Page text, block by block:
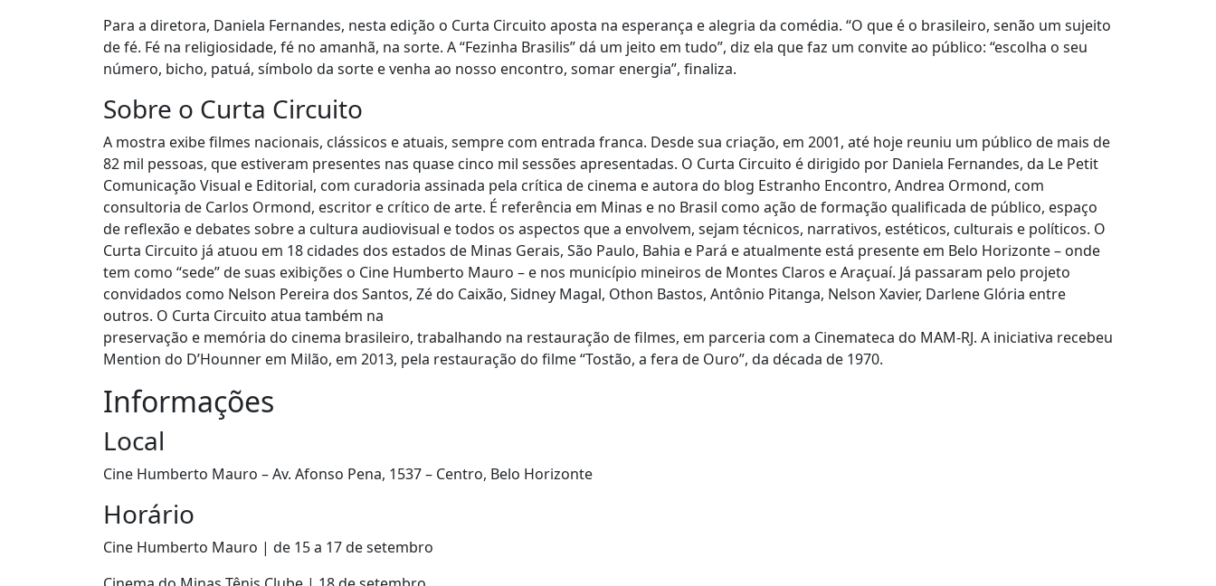
Para a diretora, Daniela Fernandes, nesta edição o Curta Circuito aposta na esperança e alegria da comédia. “O que é o brasileiro, senão um sujeito
de fé. Fé na religiosidade, fé no amanhã, na sorte. A “Fezinha Brasilis” dá um jeito em tudo”, diz ela que faz um convite ao público: “escolha o seu
número, bicho, patuá, símbolo da sorte e venha ao nosso encontro, somar energia”, finaliza.
Sobre o Curta Circuito
A mostra exibe filmes nacionais, clássicos e atuais, sempre com entrada franca. Desde sua criação, em 2001, até hoje reuniu um público de mais de
82 mil pessoas, que estiveram presentes nas quase cinco mil sessões apresentadas. O Curta Circuito é dirigido por Daniela Fernandes, da Le Petit
Comunicação Visual e Editorial, com curadoria assinada pela crítica de cinema e autora do blog Estranho Encontro, Andrea Ormond, com
consultoria de Carlos Ormond, escritor e crítico de arte. É referência em Minas e no Brasil como ação de formação qualificada de público, espaço
de reflexão e debates sobre a cultura audiovisual e todos os aspectos que a envolvem, sejam técnicos, narrativos, estéticos, culturais e políticos. O
Curta Circuito já atuou em 18 cidades dos estados de Minas Gerais, São Paulo, Bahia e Pará e atualmente está presente em Belo Horizonte – onde
tem como “sede” de suas exibições o Cine Humberto Mauro – e nos município mineiros de Montes Claros e Araçuaí. Já passaram pelo projeto
convidados como Nelson Pereira dos Santos, Zé do Caixão, Sidney Magal, Othon Bastos, Antônio Pitanga, Nelson Xavier, Darlene Glória entre
outros. O Curta Circuito atua também na
preservação e memória do cinema brasileiro, trabalhando na restauração de filmes, em parceria com a Cinemateca do MAM-RJ. A iniciativa recebeu
Mention do D’Hounner em Milão, em 2013, pela restauração do filme “Tostão, a fera de Ouro”, da década de 1970.
Informações
Local
Cine Humberto Mauro – Av. Afonso Pena, 1537 – Centro, Belo Horizonte
Horário
Cine Humberto Mauro | de 15 a 17 de setembro